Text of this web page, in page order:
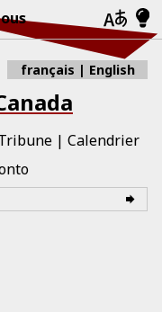
français English
Calendrier